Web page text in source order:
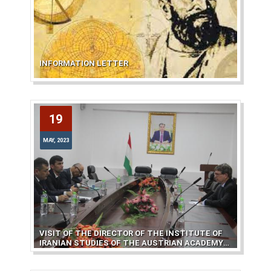
INFORMATION LETTER
19
MAY, 2023
19
MAY, 2023
VISIT OF THE DIRECTOR OF THE INSTITUTE OF
IRANIAN STUDIES OF THE AUSTRIAN ACADEMY
OF SCIENCES TO THE CENTER OF WRITTEN